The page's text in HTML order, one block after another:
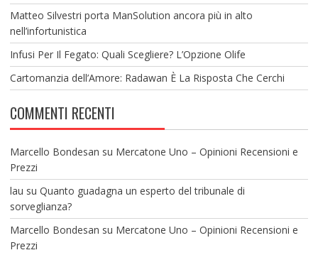
Matteo Silvestri porta ManSolution ancora più in alto
nell’infortunistica
Infusi Per Il Fegato: Quali Scegliere? L’Opzione Olife
Cartomanzia dell’Amore: Radawan È La Risposta Che Cerchi
COMMENTI RECENTI
Marcello Bondesan su Mercatone Uno – Opinioni Recensioni e
Prezzi
lau su Quanto guadagna un esperto del tribunale di
sorveglianza?
Marcello Bondesan su Mercatone Uno – Opinioni Recensioni e
Prezzi